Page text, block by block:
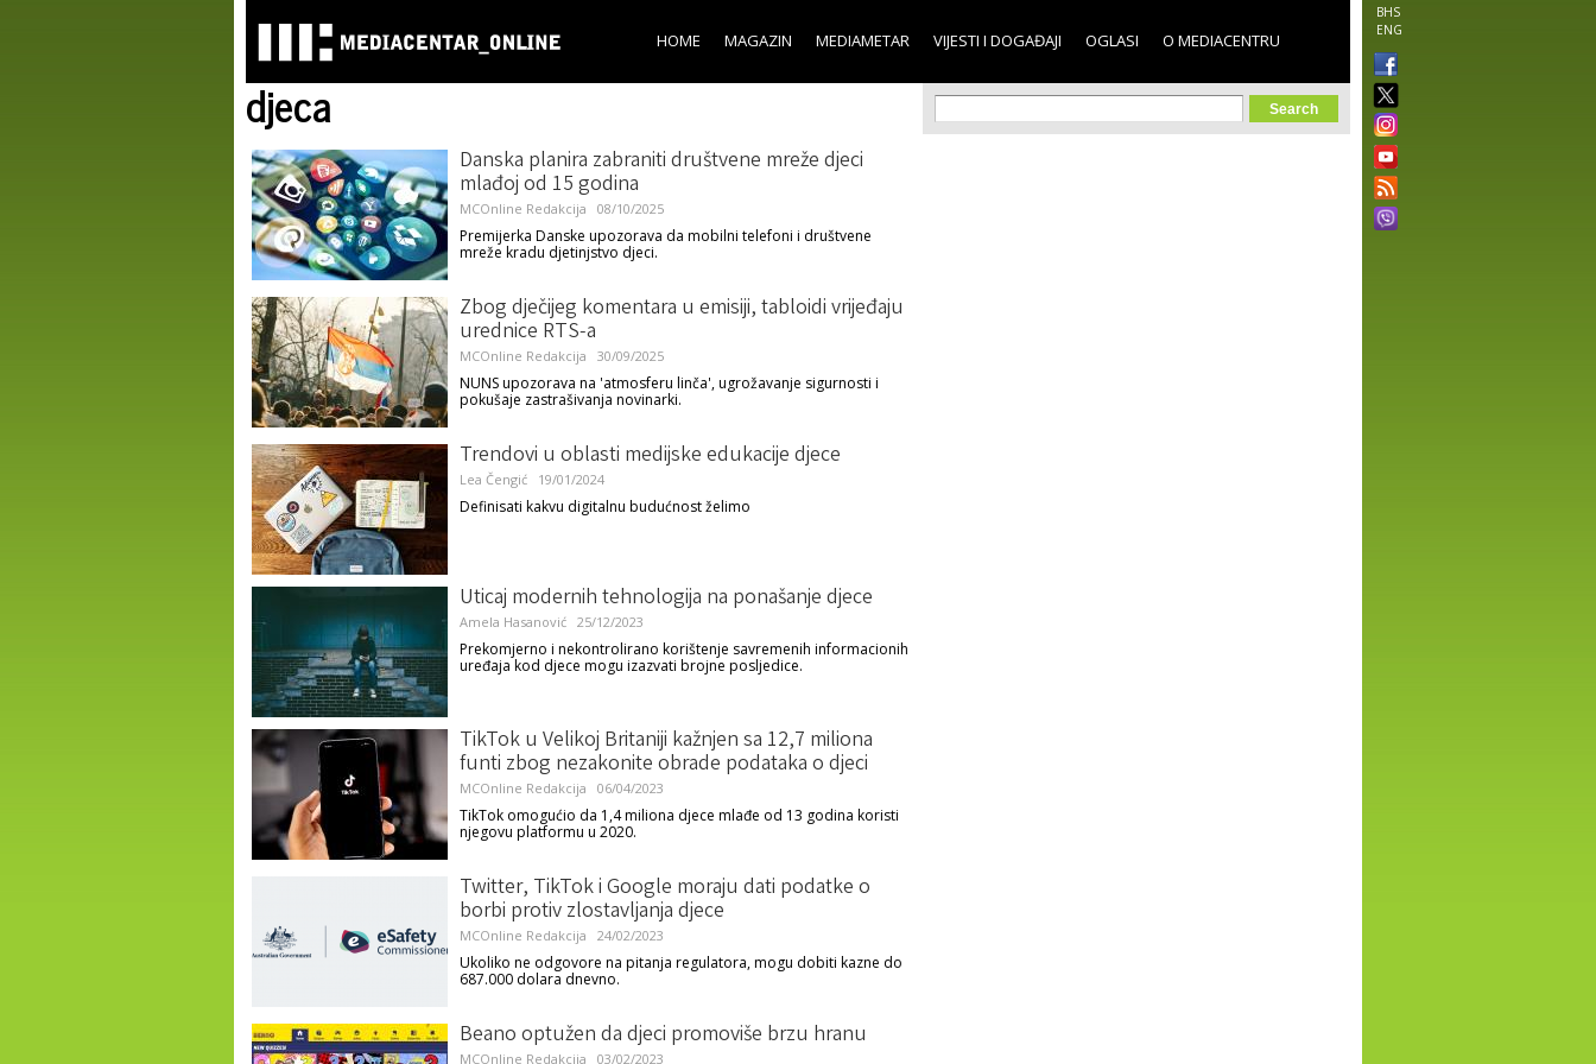
main
content
BHS
ENG
HOME MAGAZIN MEDIAMETAR VIJESTI I DOGAĐAJI OGLASI O MEDIACENTRU
djeca
Danska planira zabraniti društvene mreže djeci
mlađoj od 15 godina
MCOnline Redakcija 08/10/2025
Premijerka Danske upozorava da mobilni telefoni i društvene
mreže kradu djetinjstvo djeci.
Zbog dječijeg komentara u emisiji, tabloidi vrijeđaju
urednice RTS-a
MCOnline Redakcija 30/09/2025
NUNS upozorava na 'atmosferu linča', ugrožavanje sigurnosti i
pokušaje zastrašivanja novinarki.
Trendovi u oblasti medijske edukacije djece
Lea Čengić 19/01/2024
Definisati kakvu digitalnu budućnost želimo
Uticaj modernih tehnologija na ponašanje djece
Amela Hasanović 25/12/2023
Prekomjerno i nekontrolirano korištenje savremenih informacionih
uređaja kod djece mogu izazvati brojne posljedice.
TikTok u Velikoj Britaniji kažnjen sa 12,7 miliona
funti zbog nezakonite obrade podataka o djeci
MCOnline Redakcija 06/04/2023
TikTok omogućio da 1,4 miliona djece mlađe od 13 godina koristi
njegovu platformu u 2020.
Twitter, TikTok i Google moraju dati podatke o
borbi protiv zlostavljanja djece
MCOnline Redakcija 24/02/2023
Ukoliko ne odgovore na pitanja regulatora, mogu dobiti kazne do
687.000 dolara dnevno.
Beano optužen da djeci promoviše brzu hranu
MCOnline Redakcija 03/02/2023
Search form
Search